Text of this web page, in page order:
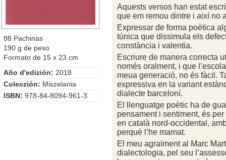
88 Pachinas
190 g de peso
Formato de 15 x 23 cm
Año d'edizión: 2018
Coleczión: Miszelania
ISBN: 978-84-8094-961-3
Aquests versos han estat
que em remou dintre i així no
Expressar de forma poètica
túnica que dissimula els
constància i valentia.
Escriure de manera correcta
només oralment, i que
meua generació, no és fàcil.
expressiva en la variant
dialecte barceloní.
El llenguatge poètic ha de
pensament i sentiment, és
en català nord-occidental,
perquè l’he mamat.
El meu agraïment al Marc
dialectologia, pel seu